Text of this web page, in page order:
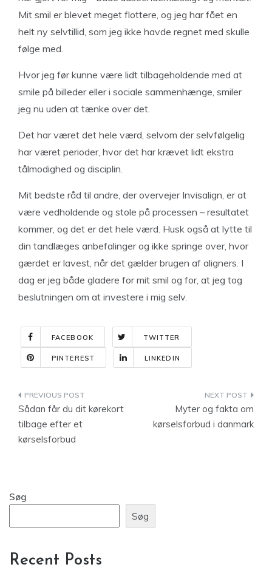
Mit smil er blevet meget flottere, og jeg har fået en
helt ny selvtillid, som jeg ikke havde regnet med skulle
følge med.
Hvor jeg før kunne være lidt tilbageholdende med at
smile på billeder eller i sociale sammenhænge, smiler
jeg nu uden at tænke over det.
Det har været det hele værd, selvom der selvfølgelig
har været perioder, hvor det har krævet lidt ekstra
tålmodighed og disciplin.
Mit bedste råd til andre, der overvejer Invisalign, er at
være vedholdende og stole på processen – resultatet
kommer, og det er det hele værd. Husk også at lytte til
din tandlæges anbefalinger og ikke springe over, hvor
gærdet er lavest, når det gælder brugen af aligners. I
dag er jeg både gladere for mit smil og for, at jeg tog
beslutningen om at investere i mig selv.
FACEBOOK TWITTER
PINTEREST LINKEDIN
Indlægsnavigation
Sådan får du dit kørekort
tilbage efter et
kørselsforbud
Myter og fakta om
kørselsforbud i danmark
Søg
Søg
Recent Posts